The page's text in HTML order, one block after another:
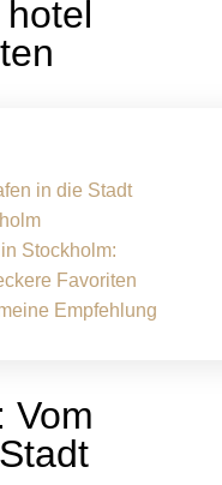
in die Stadt
Stockholm:
Favoriten
Empfehlung
Vom